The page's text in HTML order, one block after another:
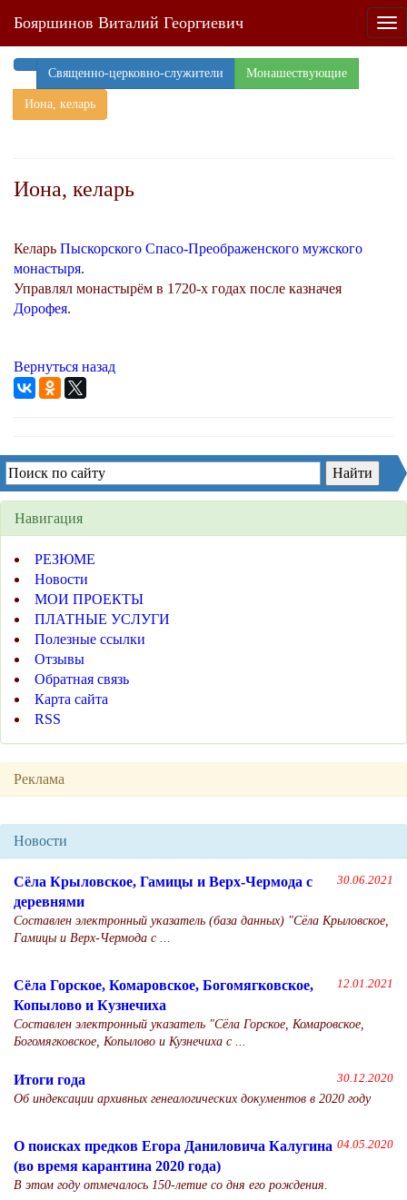
Бояршинов Виталий Георгиевич
Священно-церковно-служители Монашествующие
Иона, келарь
Иона, келарь
Келарь Пыскорского Спасо-Преображенского мужского
монастыря.
Управлял монастырём в 1720-х годах после казначея
Дорофея.
Вернуться назад
Навигация
РЕЗЮМЕ
Новости
МОИ ПРОЕКТЫ
ПЛАТНЫЕ УСЛУГИ
Полезные ссылки
Отзывы
Обратная связь
Карта сайта
RSS
Реклама
Новости
30.06.2021
Сёла Крыловское, Гамицы и Верх-Чермода с
деревнями
Составлен электронный указатель (база данных) "Сёла Крыловское,
Гамицы и Верх-Чермода с ...
12.01.2021
Сёла Горское, Комаровское, Богомягковское,
Копылово и Кузнечиха
Составлен электронный указатель "Сёла Горское, Комаровское,
Богомягковское, Копылово и Кузнечиха с ...
30.12.2020
Итоги года
Об индексации архивных генеалогических документов в 2020 году
04.05.2020
О поисках предков Егора Даниловича Калугина
(во время карантина 2020 года)
В этом году отмечалось 150-летие со дня его рождения.